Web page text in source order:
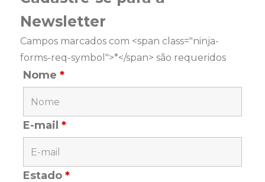
Newsletter
Campos marcados com <span class="ninja-
forms-req-symbol">*</span> são requeridos
Nome*
E-mail*
Estado*